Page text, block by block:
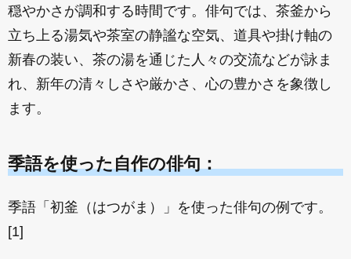
穏やかさが調和する時間です。俳句では、茶釜から
立ち上る湯気や茶室の静謐な空気、道具や掛け軸の
新春の装い、茶の湯を通じた人々の交流などが詠ま
れ、新年の清々しさや厳かさ、心の豊かさを象徴し
ます。
季語を使った自作の俳句：
季語「初釜（はつがま）」を使った俳句の例です。
[1]